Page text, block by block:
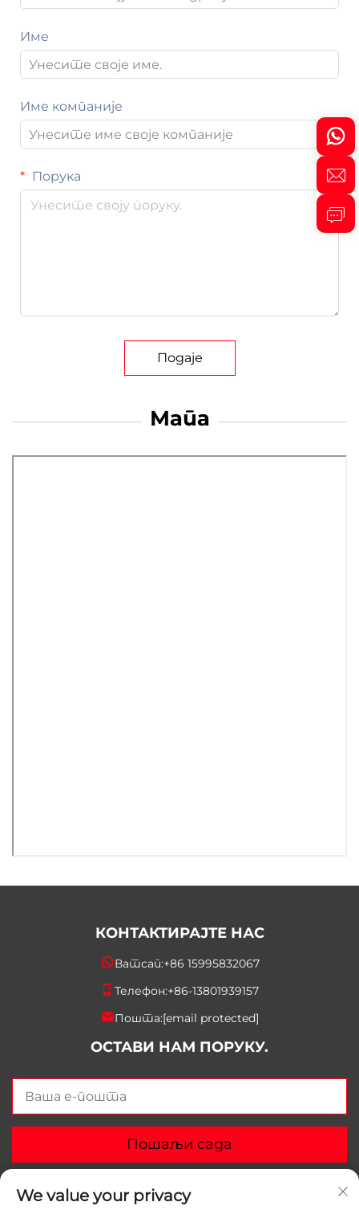
Име
Име компаније
Порука
Подаје
Мапа
КОНТАКТИРАЈТЕ НАС
Ватсап:+86 15995832067
Телефон:+86-13801939157
Пошта:[email protected]
ОСТАВИ НАМ ПОРУКУ.
Пошаљи сада
We value your privacy